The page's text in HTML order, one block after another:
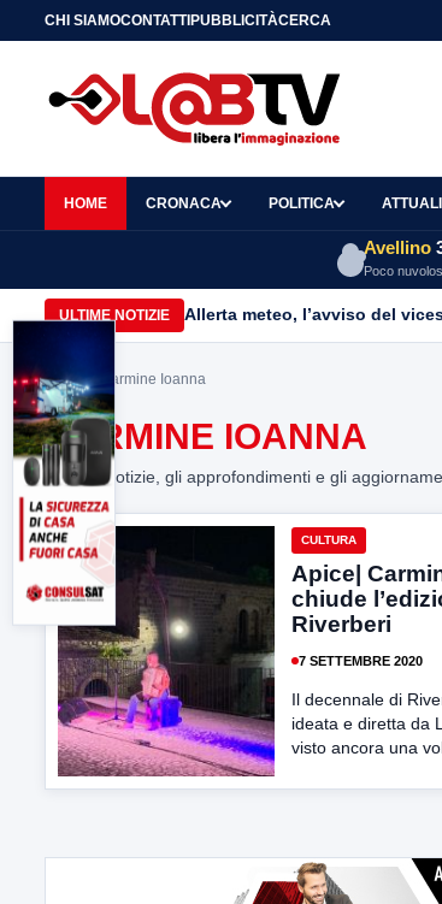
CHI SIAMOCONTATTIPUBBLICITÀCERCA
HOME CRONACA POLITICA
Avellino
Poco
ULTIME NOTIZIE Allerta meteo, l’avviso del
Home> Carmine Ioanna
CARMINE IOANNA
Tutte le notizie, gli approfondimenti e gli
CULTURA
Apice|
chiude
Riverberi
7 SETTEMBRE 2020
Il decennale di
ideata e diretta da
visto ancora una